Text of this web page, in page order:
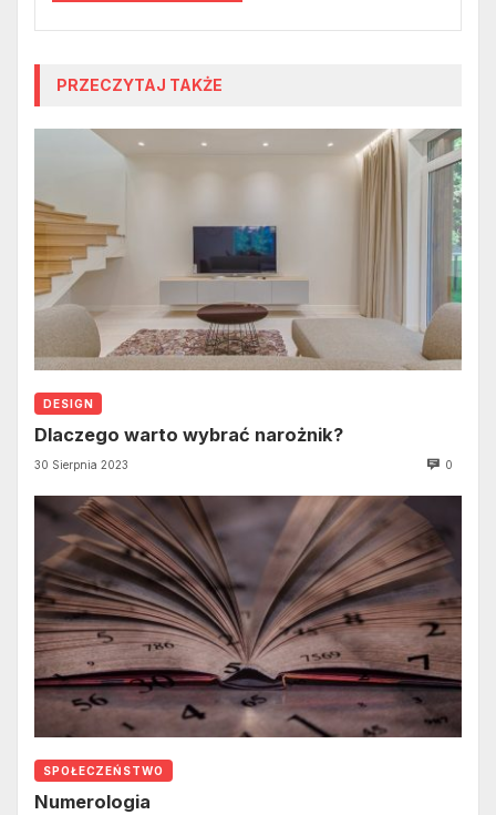
PRZECZYTAJ TAKŻE
DESIGN
Dlaczego warto wybrać narożnik?
30 Sierpnia 2023 0
SPOŁECZEŃSTWO
Numerologia